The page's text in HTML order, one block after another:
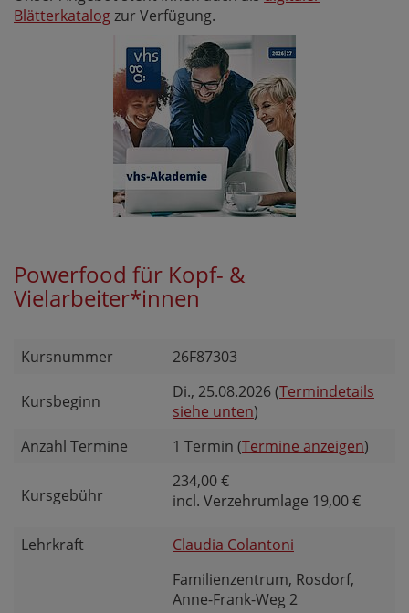
Blätterkatalogzur Verfügung.
Powerfood für Kopf- &
Vielarbeiter*innen
Kursnummer 26F87303
Kursbeginn Di., 25.08.2026 (Termindetails
siehe unten)
Anzahl Termine
1 Termin (Termine anzeigen)
Kursgebühr
234,00 €
incl. Verzehrumlage 19,00 €
Lehrkraft Claudia Colantoni
Familienzentrum, Rosdorf,
Anne-Frank-Weg 2